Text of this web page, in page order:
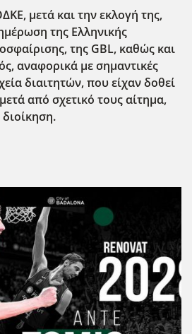
μετά και την εκλογή της,
της Ελληνικής
της GBL, καθώς και
αναφορικά με σημαντικές
διαιτητών, που είχαν δοθεί
από σχετικό τους αίτημα,